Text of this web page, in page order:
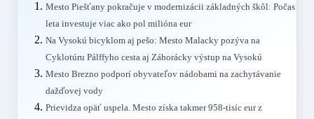
Mesto Piešťany pokračuje v modernizácii základných škôl: Počas
leta investuje viac ako pol milióna eur
Na Vysokú bicyklom aj pešo: Mesto Malacky pozýva na
Cyklotúru Pálffyho cesta aj Záhorácky výstup na Vysokú
Mesto Brezno podporí obyvateľov nádobami na zachytávanie
dažďovej vody
Prievidza opäť uspela. Mesto získa takmer 958-tisíc eur z